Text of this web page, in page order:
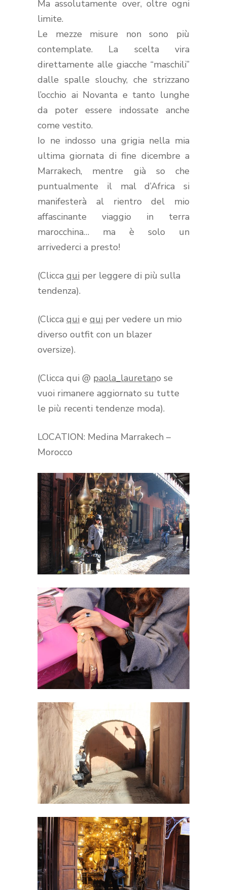
Ma assolutamente over, oltre ogni
limite.
Le mezze misure non sono più
contemplate. La scelta vira
direttamente alle giacche “maschili”
dalle spalle slouchy, che strizzano
l’occhio ai Novanta e tanto lunghe
da poter essere indossate anche
come vestito.
Io ne indosso una grigia nella mia
ultima giornata di fine dicembre a
Marrakech, mentre già so che
puntualmente il mal d’Africa si
manifesterà al rientro del mio
affascinante viaggio in terra
marocchina… ma è solo un
arrivederci a presto!
(Clicca qui per leggere di più sulla
tendenza).
(Clicca qui e qui per vedere un mio
diverso outfit con un blazer
oversize).
(Clicca qui @ paola_lauretano se
vuoi rimanere aggiornato su tutte
le più recenti tendenze moda).
LOCATION: Medina Marrakech –
Morocco